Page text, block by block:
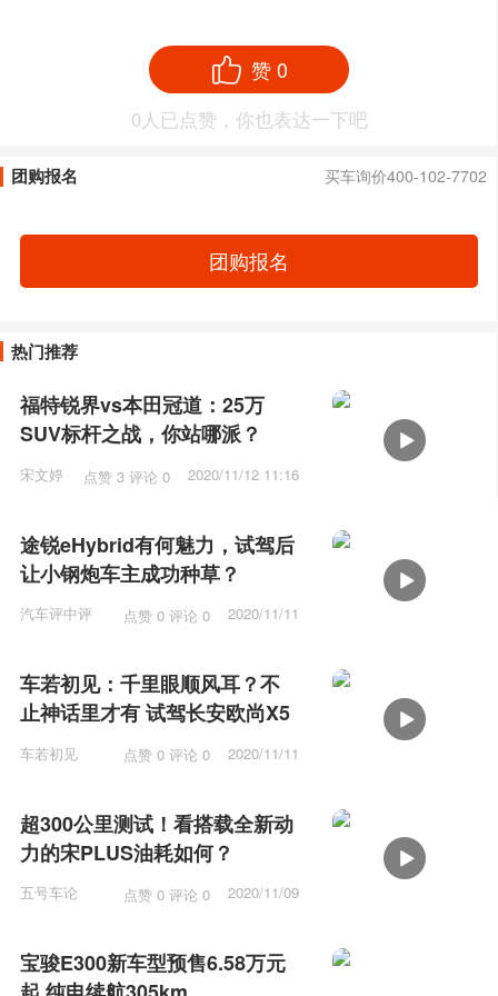
赞0
0人已点赞，你也表达一下吧
团购报名 买车询价400-102-7702
团购报名
热门推荐
福特锐界vs本田冠道：25万
SUV标杆之战，你站哪派？
宋文婷 点赞 3 评论 0 2020/11/12 11:16
途锐eHybrid有何魅力，试驾后
让小钢炮车主成功种草？
汽车评中评 点赞 0 评论 0
2020/11/11
车若初见：千里眼顺风耳？不
止神话里才有 试驾长安欧尚X5
车若初见 点赞 0 评论 0
2020/11/11
超300公里测试！看搭载全新动
力的宋PLUS油耗如何？
五号车论 点赞 0 评论 0
2020/11/09
宝骏E300新车型预售6.58万元